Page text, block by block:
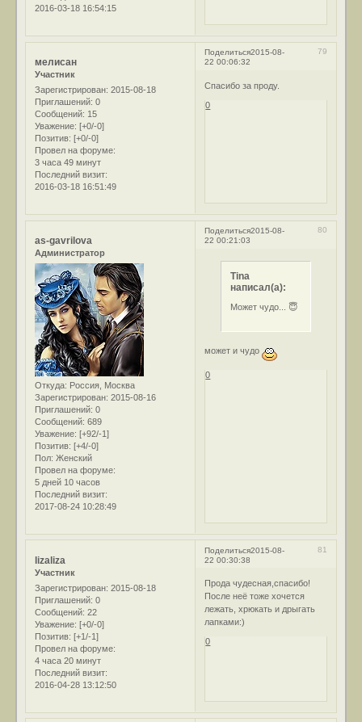
2016-03-18 16:54:15
Поделиться 79
2015-08-
22 00:06:32
мелисан
Участник
Зарегистрирован: 2015-08-18
Приглашений: 0
Сообщений: 15
Уважение: [+0/-0]
Позитив: [+0/-0]
Провел на форуме:
3 часа 49 минут
Последний визит:
2016-03-18 16:51:49
Спасибо за проду.
0
Поделиться 80
2015-08-
22 00:21:03
as-gavrilova
Администратор
Откуда: Россия, Москва
Зарегистрирован: 2015-08-16
Приглашений: 0
Сообщений: 689
Уважение: [+92/-1]
Позитив: [+4/-0]
Пол: Женский
Провел на форуме:
5 дней 10 часов
Последний визит:
2017-08-24 10:28:49
Tina
написал(а):
Может чудо... 😇
может и чудо
0
Поделиться 81
2015-08-
22 00:30:38
lizaliza
Участник
Зарегистрирован: 2015-08-18
Приглашений: 0
Сообщений: 22
Уважение: [+0/-0]
Позитив: [+1/-1]
Провел на форуме:
4 часа 20 минут
Последний визит:
2016-04-28 13:12:50
Прода чудесная,спасибо!
После неё тоже хочется
лежать, хрюкать и дрыгать
лапками:)
0